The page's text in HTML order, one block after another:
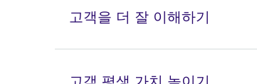
고객을 더 잘 이해하기